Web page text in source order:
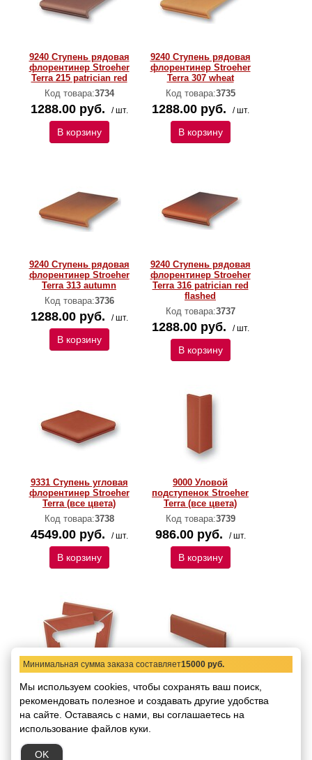
9240 Ступень рядовая
флорентинер Stroeher
Terra 215 patrician red
Код товара:3734
1288.00 руб. / шт.
В корзину
9240 Ступень рядовая
флорентинер Stroeher
Terra 307 wheat
Код товара:3735
1288.00 руб. / шт.
В корзину
9240 Ступень рядовая
флорентинер Stroeher
Terra 313 autumn
Код товара:3736
1288.00 руб. / шт.
В корзину
9240 Ступень рядовая
флорентинер Stroeher
Terra 316 patrician red
flashed
Код товара:3737
1288.00 руб. / шт.
В корзину
9331 Ступень угловая
флорентинер Stroeher
Terra (все цвета)
Код товара:3738
4549.00 руб. / шт.
В корзину
9000 Уловой
подступенок Stroeher
Terra (все цвета)
Код товара:3739
986.00 руб. / шт.
В корзину
9005/9006 Плинтус под
ступень флорентинер
(левый, правый)
Stroeher Terra (все
цвета)
Код товара:
2116 Плинтус под
ступень флорентинер
Terra (все цвета, кроме
210)
Минимальная сумма заказа составляет15000 руб.
Мы используем cookies, чтобы сохранять ваш поиск,
рекомендовать полезное и создавать другие удобства
на сайте. Оставаясь с нами, вы соглашаетесь на
использование файлов куки.
OK